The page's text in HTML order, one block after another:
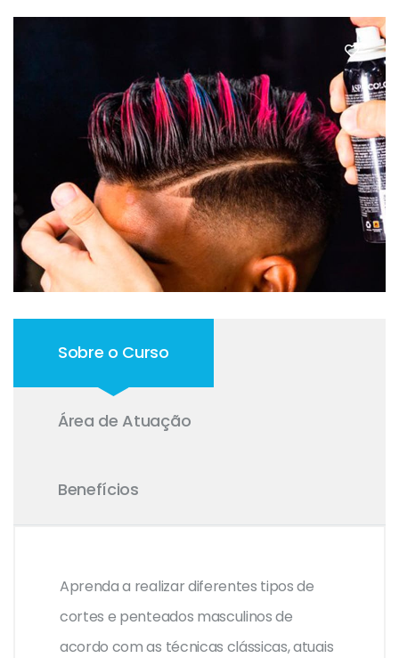
Sobre o Curso
Área de Atuação
Benefícios
Aprenda a realizar diferentes tipos de
cortes e penteados masculinos de
acordo com as técnicas clássicas, atuais